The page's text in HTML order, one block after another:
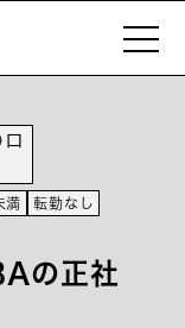
満
転勤なし
の正社